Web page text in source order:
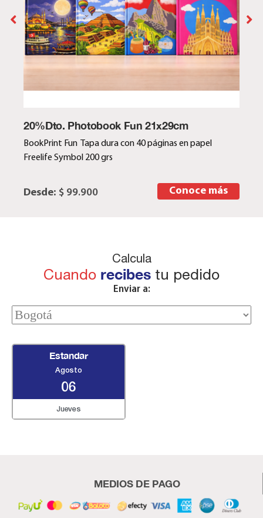
20%Dto. Photobook Fun 21x29cm
BookPrint Fun Tapa dura con 40 páginas en papel
Freelife Symbol 200 grs
Desde: $ 99.900 Conoce más
Calcula
Cuando recibes tu pedido
Enviar a:
Estandar
Agosto
06
Jueves
MEDIOS DE PAGO